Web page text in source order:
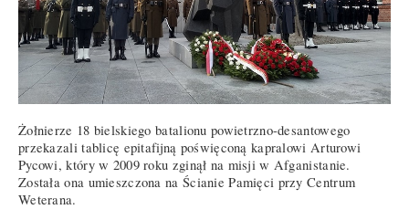
Żołnierze 18 bielskiego batalionu powietrzno-desantowego
przekazali tablicę epitafijną poświęconą kapralowi Arturowi
Pycowi, który w 2009 roku zginął na misji w Afganistanie.
Została ona umieszczona na Ścianie Pamięci przy Centrum
Weterana.